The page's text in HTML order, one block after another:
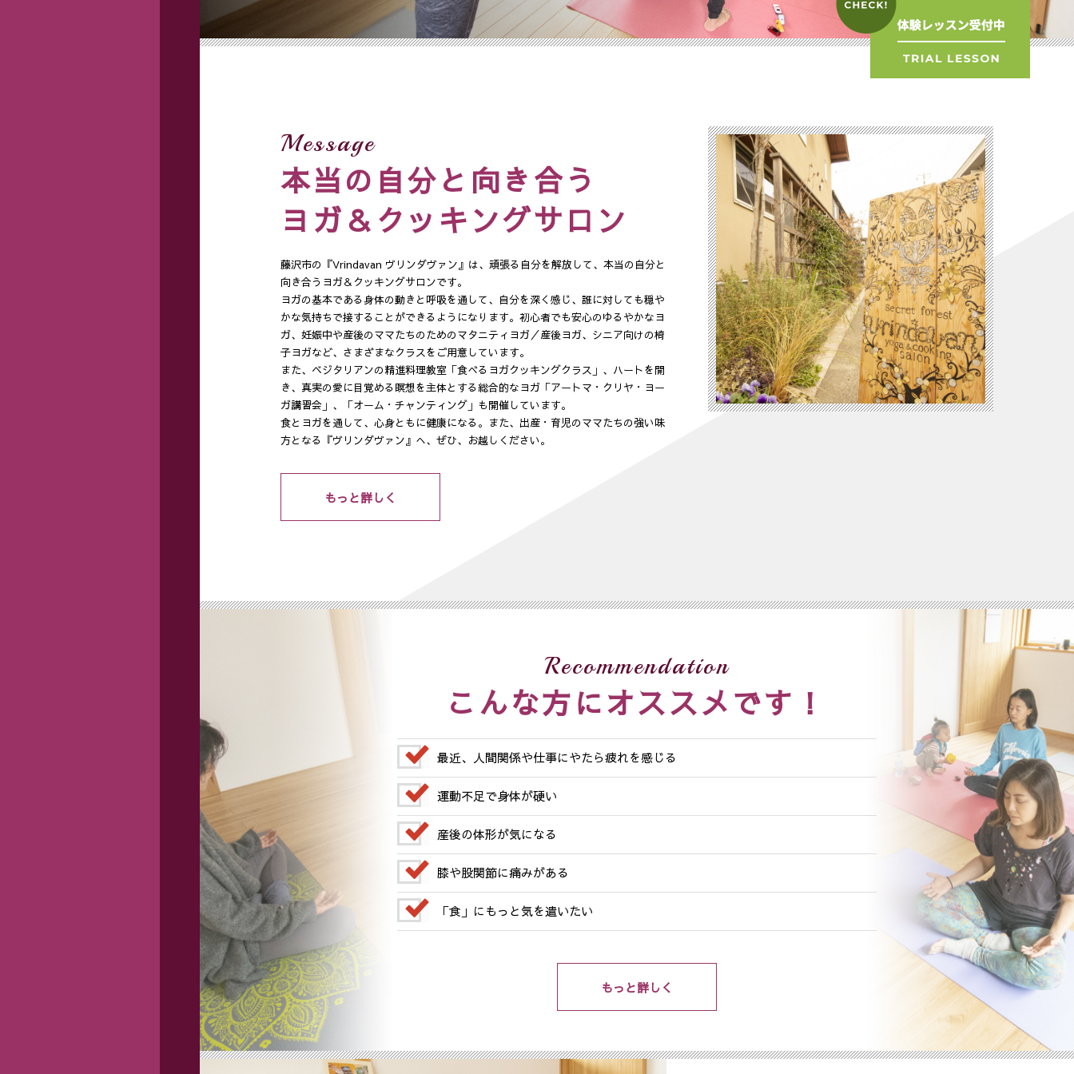
Message
本当の自分と向き合う
ヨガ＆クッキングサロン
藤沢市の『Vrindavan ヴリンダヴァン』は、頑張る自分を解放して、本当の自分と
向き合うヨガ＆クッキングサロンです。
ヨガの基本である身体の動きと呼吸を通して、自分を深く感じ、誰に対しても穏や
かな気持ちで接することができるようになります。初心者でも安心のゆるやかなヨ
ガ、妊娠中や産後のママたちのためのマタニティヨガ／産後ヨガ、シニア向けの椅
子ヨガなど、さまざまなクラスをご用意しています。
また、ベジタリアンの精進料理教室「食べるヨガクッキングクラス」、ハートを開
き、真実の愛に目覚める瞑想を主体とする総合的なヨガ「アートマ・クリヤ・ヨー
ガ講習会」、「オーム・チャンティング」も開催しています。
食とヨガを通して、心身ともに健康になる。また、出産・育児のママたちの強い味
方となる『ヴリンダヴァン』へ、ぜひ、お越しください。
もっと詳しく
Recommendation
こんな方にオススメです！
最近、人間関係や仕事にやたら疲れを感じる
運動不足で身体が硬い
産後の体形が気になる
膝や股関節に痛みがある
「食」にもっと気を遣いたい
もっと詳しく